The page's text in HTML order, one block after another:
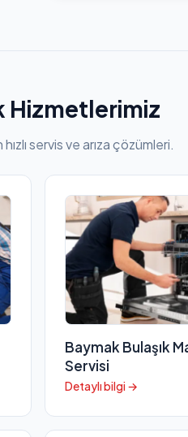
Hizmetlerimiz
servis ve arıza çözümleri.
Baymak Bulaşık
Servisi
Detaylı bilgi →